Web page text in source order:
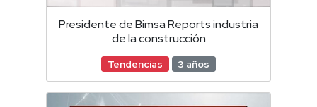
Presidente de Bimsa Reports industria
de la construcción
Tendencias 3 años